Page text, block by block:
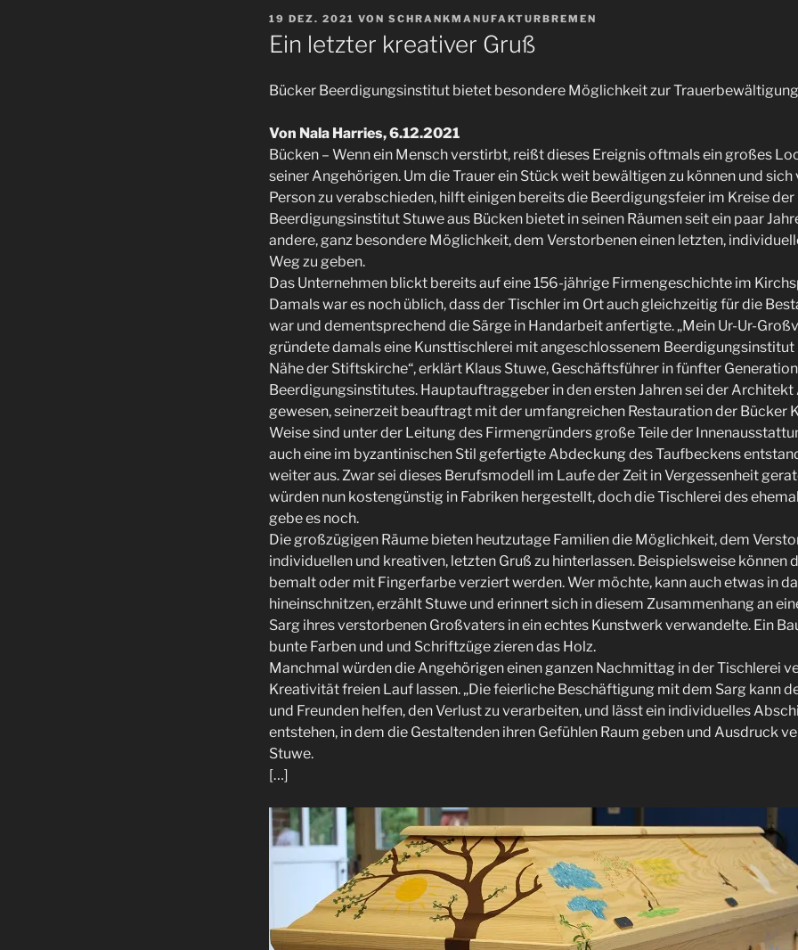
VERÖFFENTLICHT
AM
19 DEZ. 2021 VON SCHRANKMANUFAKTURBREMEN
Ein letzter kreativer Gruß
Bücker Beerdigungsinstitut bietet besondere Möglichkeit zur Trauerbewältigung
Von Nala Harries, 6.12.2021
Bücken – Wenn ein Mensch verstirbt, reißt dieses Ereignis oftmals ein großes
seiner Angehörigen. Um die Trauer ein Stück weit bewältigen zu können und
Person zu verabschieden, hilft einigen bereits die Beerdigungsfeier im Kreise der
Beerdigungsinstitut Stuwe aus Bücken bietet in seinen Räumen seit ein paar
andere, ganz besondere Möglichkeit, dem Verstorbenen einen letzten,
Weg zu geben.
Das Unternehmen blickt bereits auf eine 156-jährige Firmengeschichte im
Damals war es noch üblich, dass der Tischler im Ort auch gleichzeitig für die
war und dementsprechend die Särge in Handarbeit anfertigte. „Mein Ur-Ur-
gründete damals eine Kunsttischlerei mit angeschlossenem
Nähe der Stiftskirche“, erklärt Klaus Stuwe, Geschäftsführer in fünfter
Beerdigungsinstitutes. Hauptauftraggeber in den ersten Jahren sei der
gewesen, seinerzeit beauftragt mit der umfangreichen Restauration der Bücker
Weise sind unter der Leitung des Firmengründers große Teile der
auch eine im byzantinischen Stil gefertigte Abdeckung des Taufbeckens
weiter aus. Zwar sei dieses Berufsmodell im Laufe der Zeit in Vergessenheit
würden nun kostengünstig in Fabriken hergestellt, doch die Tischlerei des
gebe es noch.
Die großzügigen Räume bieten heutzutage Familien die Möglichkeit, dem
individuellen und kreativen, letzten Gruß zu hinterlassen. Beispielsweise können
bemalt oder mit Fingerfarbe verziert werden. Wer möchte, kann auch etwas in
hineinschnitzen, erzählt Stuwe und erinnert sich in diesem Zusammenhang an
Sarg ihres verstorbenen Großvaters in ein echtes Kunstwerk verwandelte. Ein
bunte Farben und und Schriftzüge zieren das Holz.
Manchmal würden die Angehörigen einen ganzen Nachmittag in der Tischlerei
Kreativität freien Lauf lassen. „Die feierliche Beschäftigung mit dem Sarg kann
und Freunden helfen, den Verlust zu verarbeiten, und lässt ein individuelles
entstehen, in dem die Gestaltenden ihren Gefühlen Raum geben und Ausdruck
Stuwe.
[…]